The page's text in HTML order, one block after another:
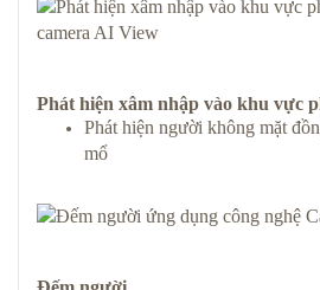
Phát hiện xâm nhập vào khu vực
Phát hiện người không mặt
mổ